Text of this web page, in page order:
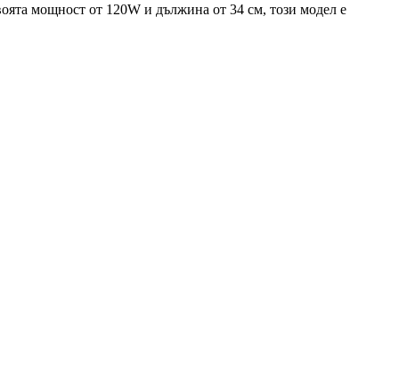
мощност от 120W и дължина от 34 см, този модел е